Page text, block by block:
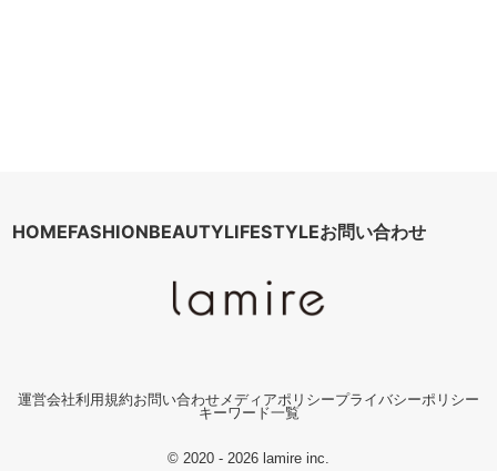
HOMEFASHIONBEAUTYLIFESTYLEお問い合わせ
運営会社利用規約お問い合わせメディアポリシープライバシーポリシー
キーワード一覧
© 2020 - 2026 lamire inc.